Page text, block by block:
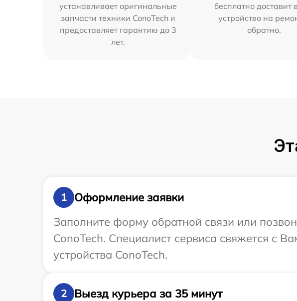
устанавливает оригинальные
запчасти техники ConoTech и
предоставляет гарантию до 3
лет.
бесплатно доставит
устройство на
обратно.
1
Оформление заявки
Заполните форму обратной связи или
ConoTech. Специалист сервиса свяжется с
устройства ConoTech.
2
Выезд курьера за 35 минут